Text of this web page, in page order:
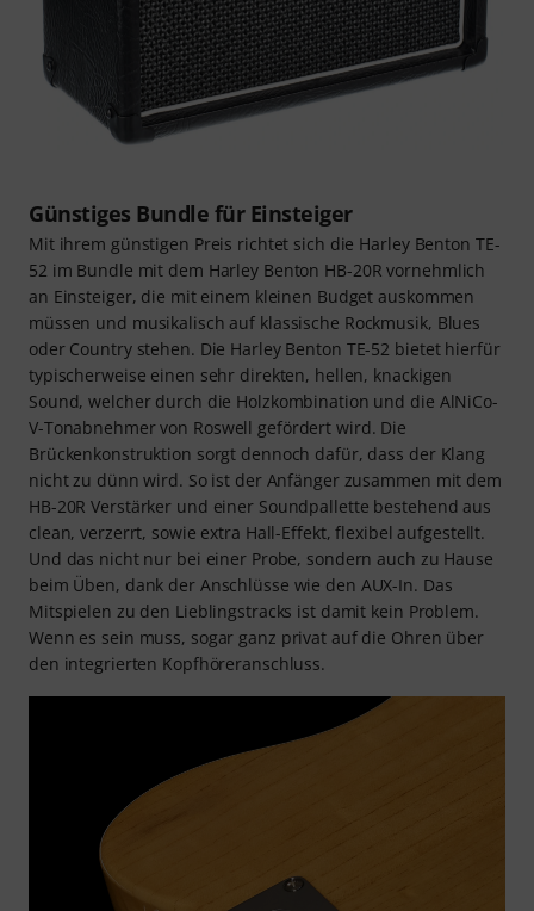
Günstiges Bundle für Einsteiger
Mit ihrem günstigen Preis richtet sich die Harley Benton TE-
52 im Bundle mit dem Harley Benton HB-20R vornehmlich
an Einsteiger, die mit einem kleinen Budget auskommen
müssen und musikalisch auf klassische Rockmusik, Blues
oder Country stehen. Die Harley Benton TE-52 bietet hierfür
typischerweise einen sehr direkten, hellen, knackigen
Sound, welcher durch die Holzkombination und die AlNiCo-
V-Tonabnehmer von Roswell gefördert wird. Die
Brückenkonstruktion sorgt dennoch dafür, dass der Klang
nicht zu dünn wird. So ist der Anfänger zusammen mit dem
HB-20R Verstärker und einer Soundpallette bestehend aus
clean, verzerrt, sowie extra Hall-Effekt, flexibel aufgestellt.
Und das nicht nur bei einer Probe, sondern auch zu Hause
beim Üben, dank der Anschlüsse wie den AUX-In. Das
Mitspielen zu den Lieblingstracks ist damit kein Problem.
Wenn es sein muss, sogar ganz privat auf die Ohren über
den integrierten Kopfhöreranschluss.